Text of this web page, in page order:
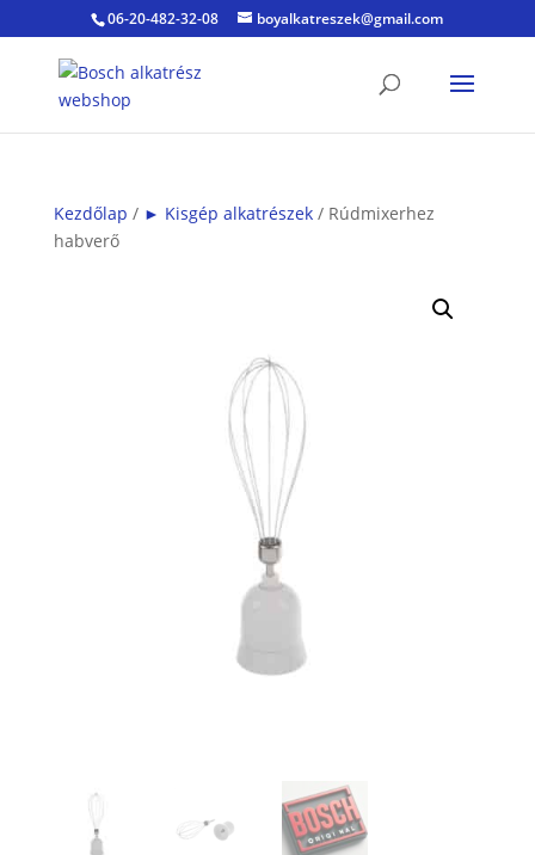
06-20-482-32-08 boyalkatreszek@gmail.com
Kezdőlap / ► Kisgép alkatrészek/ Rúdmixerhez
habverő